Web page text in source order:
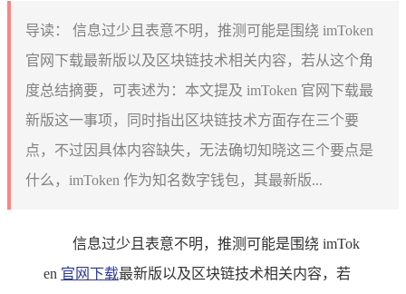
导读：
信息过少且表意不明，推测可能是围绕 imToken
官网下载最新版以及区块链技术相关内容，若从这个角
度总结摘要，可表述为：本文提及 imToken 官网下载最
新版这一事项，同时指出区块链技术方面存在三个要
点，不过因具体内容缺失，无法确切知晓这三个要点是
什么，imToken 作为知名数字钱包，其最新版...
信息过少且表意不明，推测可能是围绕 imTok
en 官网下载最新版以及区块链技术相关内容，若